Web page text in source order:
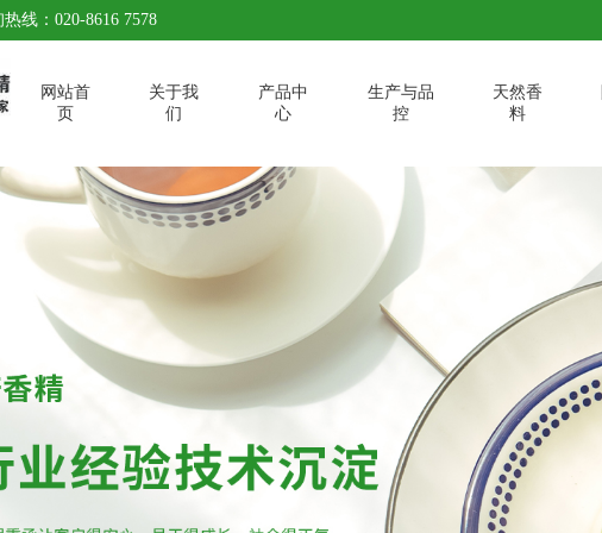
线：020-8616 7578
网站首
页
关于我
们
产品中
心
生产与品
控
天然香
料